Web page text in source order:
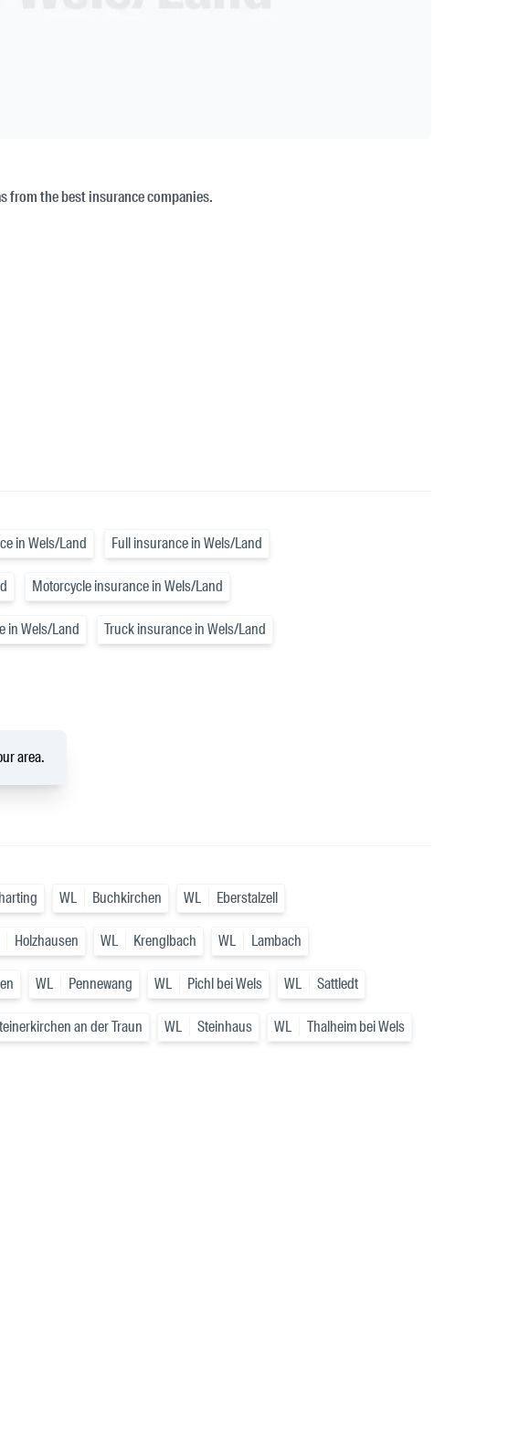
from the best insurance companies.
in Wels/Land Full insurance in Wels/Land
Motorcycle insurance in Wels/Land
in Wels/Land Truck insurance in Wels/Land
area.
WL Buchkirchen WL Eberstalzell
Holzhausen WL Krenglbach WL Lambach
WL Pennewang WL Pichl bei Wels WL Sattledt
an der Traun WL Steinhaus WL Thalheim bei Wels